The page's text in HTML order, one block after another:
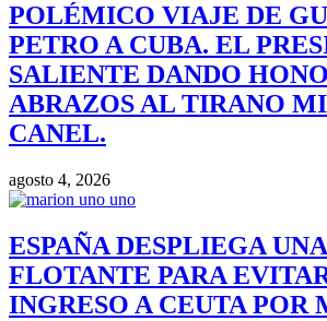
POLÉMICO VIAJE DE
PETRO A CUBA. EL
SALIENTE DANDO
ABRAZOS AL TIRANO
CANEL.
agosto 4, 2026
ESPAÑA DESPLIEGA
FLOTANTE PARA
INGRESO A CEUTA POR